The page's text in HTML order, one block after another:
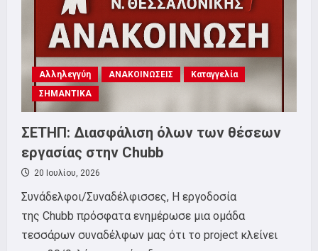
Αλληλεγγύη ΑΝΑΚΟΙΝΩΣΕΙΣ
Καταγγελία
ΣΗΜΑΝΤΙΚΑ
ΣΕΤΗΠ: Διασφάλιση όλων των θέσεων
εργασίας στην Chubb
20 Ιουλίου, 2026
Συνάδελφοι/Συναδέλφισσες, Η εργοδοσία
της Chubb πρόσφατα ενημέρωσε μια ομάδα
τεσσάρων συναδέλφων μας ότι το project κλείνει